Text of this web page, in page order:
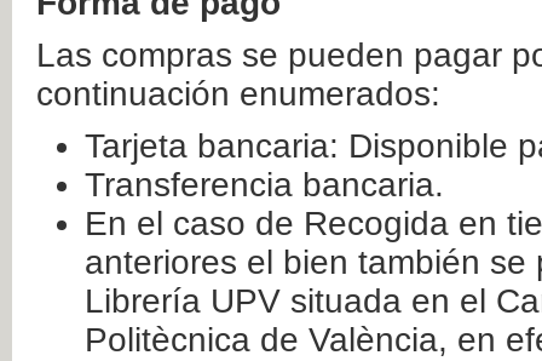
Las compras se pueden pagar
continuación enumerados:
Tarjeta bancaria: Disponible
Transferencia bancaria.
En el caso de Recogida en
anteriores el bien también
Librería UPV situada en el
Politècnica de València, en